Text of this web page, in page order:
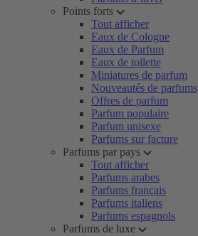
Points forts
Tout afficher
Eaux de Cologne
Eaux de Parfum
Eaux de toilette
Miniatures de parfum
Nouveautés de parfums
Offres de parfum
Parfum populaire
Parfum unisexe
Parfums sur facture
Parfums par pays
Tout afficher
Parfums arabes
Parfums français
Parfums italiens
Parfums espagnols
Parfums de luxe